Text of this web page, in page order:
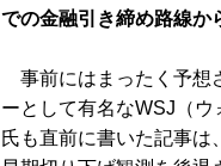
での金融引き締め路線か
事前にはまったく予想
ーとして有名なWSJ（
氏も直前に書いた記事は